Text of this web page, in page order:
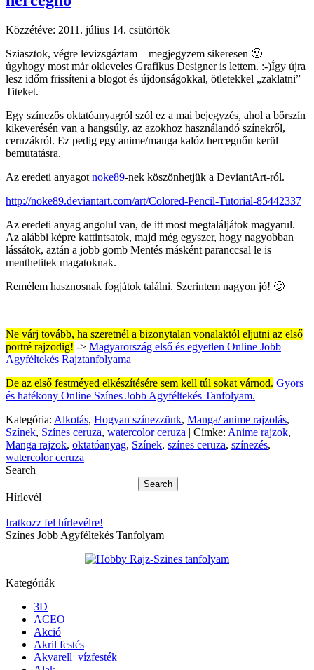
Közzétéve: 2011. július 14. csütörtök
Sziasztok, végre levizsgáztam – megjegyzem sikeresen 🙂 –
úgyhogy most már okleveles Grafikus Designer is lettem. :-)Így újra
lesz időm frissíteni a blogot és újdonságokkal, ötletekkel „zaklatni”
Titeket.
Egy színezős oktatóanyagról szól ez a mai bejegyzés, ahol a bőrszín
kikeverésén van a hangsúly, az azokhoz használandó színekről,
ceruzákról. Ez pedig egy anime/manga kalóz hercegnőn kerül
bemutatásra.
Az eredeti anyagot noke89-nek köszönhetjük a DeviantArt-ról.
http://noke89.deviantart.com/art/Colored-Pencil-Tutorial-85442337
Az eredeti anyag angolul van, de itt most megtaláljátok magyarul.
Az alábbi képre kattintsatok, majd még egyszer, hogy nagyobban
lássátok, aztán a jobb gomb Mentés másként paranccsal le is
menthetitek magatoknak.
Remélem hasznosnak fogjátok találni. Szerintem nagyon jó! 🙂
Ne várj tovább, ha szeretnél a bizonytalan vonalaktól eljutni az első
portré rajzodig! -> Magyarország első és egyetlen Online Jobb
Agyféltekés Rajztanfolyama
De az első festméyed elkészítésére sem kell túl sokat várnod. Gyors
és hatékony Online Színes Jobb Agyféltekés Tanfolyam.
Kategória: Alkotás, Hogyan színezzünk, Manga/ anime rajzolás,
Színek, Színes ceruza, watercolor ceruza | Címke: Anime rajzok,
Manga rajzok, oktatóanyag, Színek, színes ceruza, színezés,
watercolor ceruza
Search
Hírlevél
Iratkozz fel hírlevélre!
Színes Jobb Agyféltekés Tanfolyam
Kategóriák
3D
ACEO
Akció
Akril festés
Akvarell_vízfesték